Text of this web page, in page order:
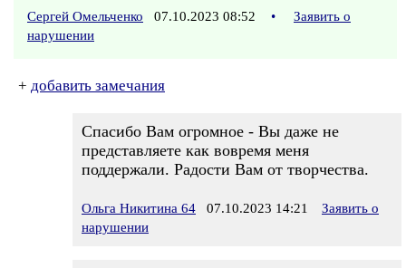
Сергей Омельченко 07.10.2023 08:52 •
Заявить о
нарушении
+ добавить замечания
Спасибо Вам огромное - Вы даже не
представляете как вовремя меня
поддержали. Радости Вам от творчества.
Ольга Никитина 64 07.10.2023 14:21
Заявить о
нарушении